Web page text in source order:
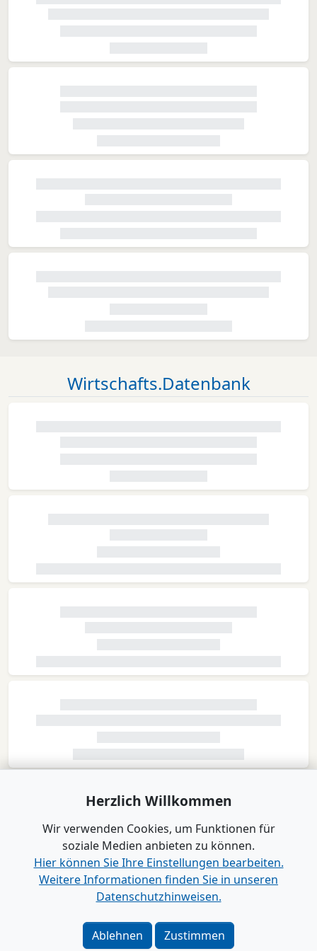
Wirtschafts.Datenbank
Herzlich Willkommen
Wir verwenden Cookies, um Funktionen für
soziale Medien anbieten zu können.
Hier können Sie Ihre Einstellungen bearbeiten.
Weitere Informationen finden Sie in unseren
Datenschutzhinweisen.
Ablehnen Zustimmen